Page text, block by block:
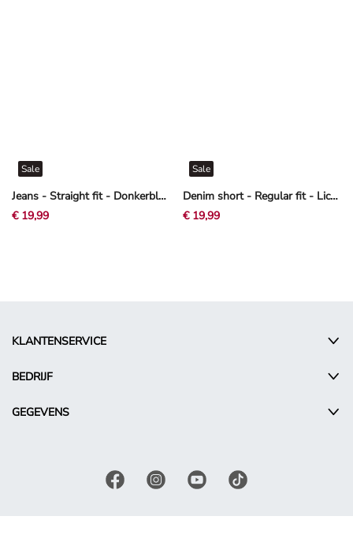
Jeans - Straight fit - Donkerblauw
Sale
€ 19,99
Denim short - Regular fit - Lichtblauw
Sale
€ 19,99
KLANTENSERVICE
BEDRIJF
GEGEVENS